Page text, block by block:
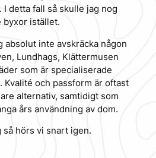
detta fall så skulle jag nog
byxor istället.
absolut inte avskräcka någon
Lundhags, Klättermusen
som är specialiserade
Kvalité och passform är oftast
alternativ, samtidigt som
års användning av dom.
så hörs vi snart igen.